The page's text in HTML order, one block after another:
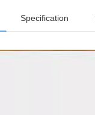
Specification